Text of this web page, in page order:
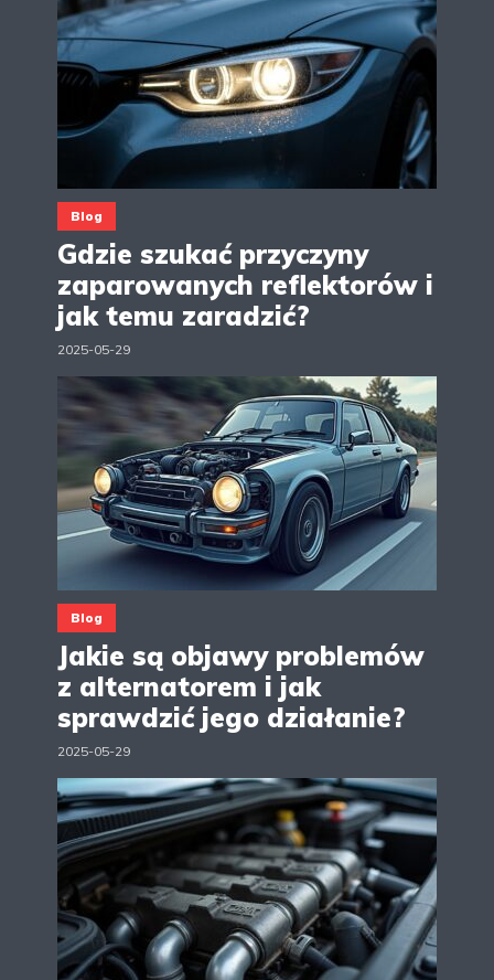
Blog
Gdzie szukać przyczyny
zaparowanych reflektorów i
jak temu zaradzić?
2025-05-29
Blog
Jakie są objawy problemów
z alternatorem i jak
sprawdzić jego działanie?
2025-05-29